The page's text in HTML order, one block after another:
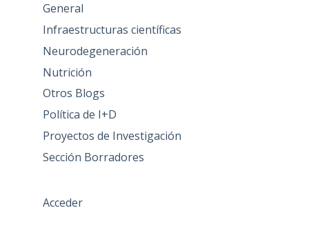
General
Infraestructuras científicas
Neurodegeneración
Nutrición
Otros Blogs
Política de I+D
Proyectos de Investigación
Sección Borradores
Acceder